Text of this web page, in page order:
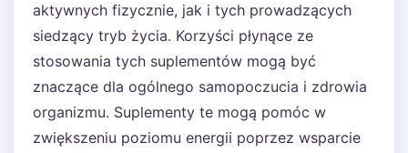
aktywnych fizycznie, jak i tych prowadzących
siedzący tryb życia. Korzyści płynące ze
stosowania tych suplementów mogą być
znaczące dla ogólnego samopoczucia i zdrowia
organizmu. Suplementy te mogą pomóc w
zwiększeniu poziomu energii poprzez wsparcie